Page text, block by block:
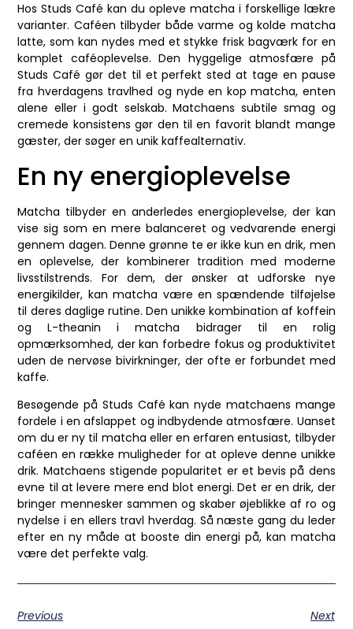
Hos Studs Café kan du opleve matcha i forskellige lækre
varianter. Caféen tilbyder både varme og kolde matcha
latte, som kan nydes med et stykke frisk bagværk for en
komplet caféoplevelse. Den hyggelige atmosfære på
Studs Café gør det til et perfekt sted at tage en pause
fra hverdagens travlhed og nyde en kop matcha, enten
alene eller i godt selskab. Matchaens subtile smag og
cremede konsistens gør den til en favorit blandt mange
gæster, der søger en unik kaffealternativ.
En ny energioplevelse
Matcha tilbyder en anderledes energioplevelse, der kan
vise sig som en mere balanceret og vedvarende energi
gennem dagen. Denne grønne te er ikke kun en drik, men
en oplevelse, der kombinerer tradition med moderne
livsstilstrends. For dem, der ønsker at udforske nye
energikilder, kan matcha være en spændende tilføjelse
til deres daglige rutine. Den unikke kombination af koffein
og L-theanin i matcha bidrager til en rolig
opmærksomhed, der kan forbedre fokus og produktivitet
uden de nervøse bivirkninger, der ofte er forbundet med
kaffe.
Besøgende på Studs Café kan nyde matchaens mange
fordele i en afslappet og indbydende atmosfære. Uanset
om du er ny til matcha eller en erfaren entusiast, tilbyder
caféen en række muligheder for at opleve denne unikke
drik. Matchaens stigende popularitet er et bevis på dens
evne til at levere mere end blot energi. Det er en drik, der
bringer mennesker sammen og skaber øjeblikke af ro og
nydelse i en ellers travl hverdag. Så næste gang du leder
efter en ny måde at booste din energi på, kan matcha
være det perfekte valg.
Previous Next